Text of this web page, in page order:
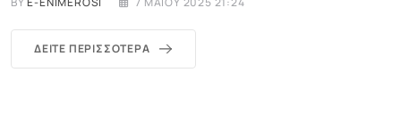
ΔΕΊΤΕ ΠΕΡΙΣΣΌΤΕΡΑ